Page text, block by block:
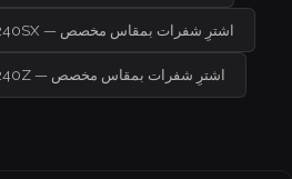
مساحات زجاج لسيارة Nissan 240SX — اشترِ شفرات بمقاس مخصص
مساحات زجاج لسيارة Nissan 240Z — اشترِ شفرات بمقاس مخصص